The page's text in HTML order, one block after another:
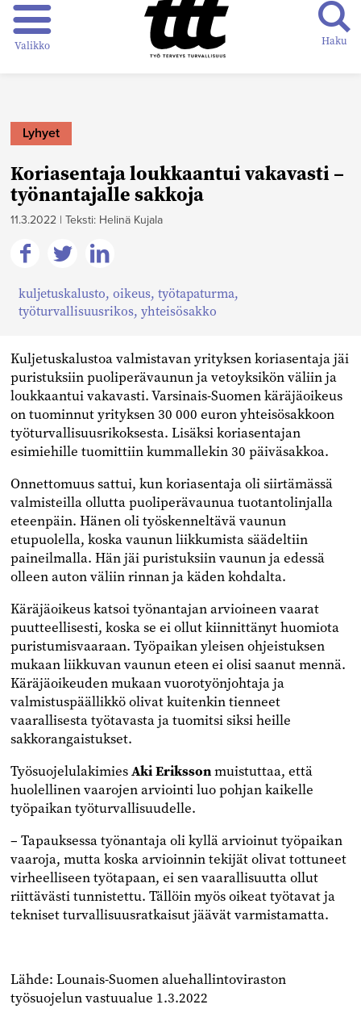
Valikko Haku
Lyhyet
Koriasentaja loukkaantui vakavasti –
työnantajalle sakkoja
11.3.2022 | Teksti: Helinä Kujala
Jaa
Facebookissa
Jaa
Twitterissä
Jaa
Linkedinissä
kuljetuskalusto, oikeus, työtapaturma,
työturvallisuusrikos, yhteisösakko
Kuljetuskalustoa valmistavan yrityksen koriasentaja jäi
puristuksiin puoliperävaunun ja vetoyksikön väliin ja
loukkaantui vakavasti. Varsinais-Suomen käräjäoikeus
on tuominnut yrityksen 30 000 euron yhteisösakkoon
työturvallisuusrikoksesta. Lisäksi koriasentajan
esimiehille tuomittiin kummallekin 30 päiväsakkoa.
Onnettomuus sattui, kun koriasentaja oli siirtämässä
valmisteilla ollutta puoliperävaunua tuotantolinjalla
eteenpäin. Hänen oli työskenneltävä vaunun
etupuolella, koska vaunun liikkumista säädeltiin
paineilmalla. Hän jäi puristuksiin vaunun ja edessä
olleen auton väliin rinnan ja käden kohdalta.
Käräjäoikeus katsoi työnantajan arvioineen vaarat
puutteellisesti, koska se ei ollut kiinnittänyt huomiota
puristumisvaaraan. Työpaikan yleisen ohjeistuksen
mukaan liikkuvan vaunun eteen ei olisi saanut mennä.
Käräjäoikeuden mukaan vuorotyönjohtaja ja
valmistuspäällikkö olivat kuitenkin tienneet
vaarallisesta työtavasta ja tuomitsi siksi heille
sakkorangaistukset.
TyösuojelulakimiesAki Erikssonmuistuttaa, että
huolellinen vaarojen arviointi luo pohjan kaikelle
työpaikan työturvallisuudelle.
– Tapauksessa työnantaja oli kyllä arvioinut työpaikan
vaaroja, mutta koska arvioinnin tekijät olivat tottuneet
virheelliseen työtapaan, ei sen vaarallisuutta ollut
riittävästi tunnistettu. Tällöin myös oikeat työtavat ja
tekniset turvallisuusratkaisut jäävät varmistamatta.
Lähde: Lounais-Suomen aluehallintoviraston
työsuojelun vastuualue 1.3.2022